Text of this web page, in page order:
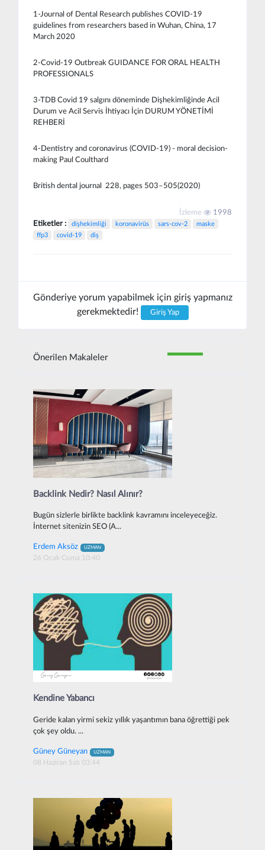
1-Journal of Dental Research publishes COVID-19
guidelines from researchers based in Wuhan, China, 17
March 2020
2-Covid-19 Outbreak GUIDANCE FOR ORAL HEALTH
PROFESSIONALS
3-TDB Covid 19 salgını döneminde Dişhekimliğinde Acil
Durum ve Acil Servis İhtiyacı İçin DURUM YÖNETİMİ
REHBERİ
4-Dentistry and coronavirus (COVID-19) - moral decision-
making Paul Coulthard
British dental journal 228, pages 503–505(2020)
İzleme 1998
Etiketler : dişhekimliği koronavirüs sars-cov-2
maske
ffp3
covid-19 diş
Gönderiye yorum yapabilmek için giriş yapmanız
gerekmektedir!
Giriş Yap
Önerilen Makaleler
Backlink Nedir? Nasıl Alınır?
Bugün sizlerle birlikte backlink kavramını inceleyeceğiz.
İnternet sitenizin SEO (A...
Erdem Aksöz UZMAN
26 Ocak Cuma 10:40
Kendine Yabancı
Geride kalan yirmi sekiz yıllık yaşantımın bana öğrettiği pek
çok şey oldu. ...
Güney Güneyan UZMAN
08 Haziran Salı 03:44